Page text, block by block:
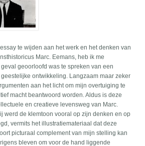
te wijden aan het werk en het denken van
Marc. Eemans, heb ik me
geoorloofd was te spreken van een
ontwikkeling. Langzaam maar zeker
aan het licht om mijn overtuiging te
macht beantwoord worden. Aldus is deze
en creatieve levensweg van Marc.
werd de klemtoon vooral op zijn denken en op
vermits het illustratiemateriaal dat deze
picturaal complement van mijn stelling kan
bleven om voor de hand liggende